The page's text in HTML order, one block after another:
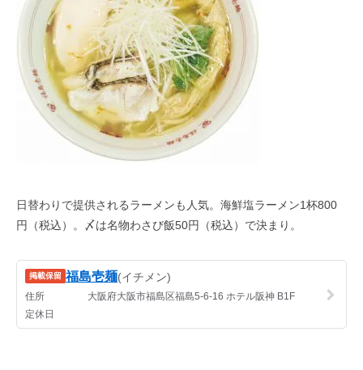
日替わりで提供されるラーメンも人気。海鮮塩ラーメン1杯800
円（税込）。〆は名物わさび飯50円（税込）で決まり。